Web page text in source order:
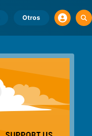
Otros